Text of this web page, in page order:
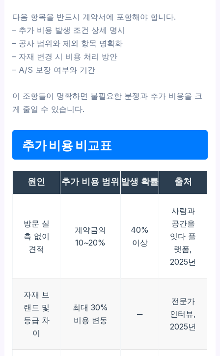
다음 항목을 반드시 계약서에 포함해야 합니다.
– 추가 비용 발생 조건 상세 명시
– 공사 범위와 제외 항목 명확화
– 자재 변경 시 비용 처리 방안
– A/S 보장 여부와 기간
이 조항들이 명확하면 불필요한 분쟁과 추가 비용을 크
게 줄일 수 있습니다.
추가 비용 비교표
원인 추가 비용 범위 발생 확률 출처
방문 실
측 없이
견적
계약금의
10~20%
40%
이상
사람과
공간을
잇다 플
랫폼,
2025년
자재 브
랜드 및
등급 차
이
최대 30%
비용 변동
─
전문가
인터뷰,
2025년